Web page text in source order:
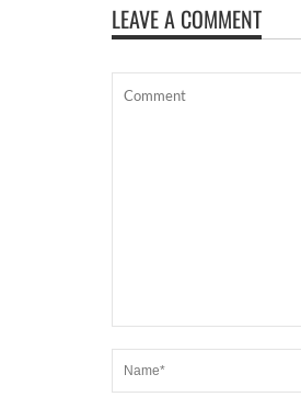
LEAVE A COMMENT